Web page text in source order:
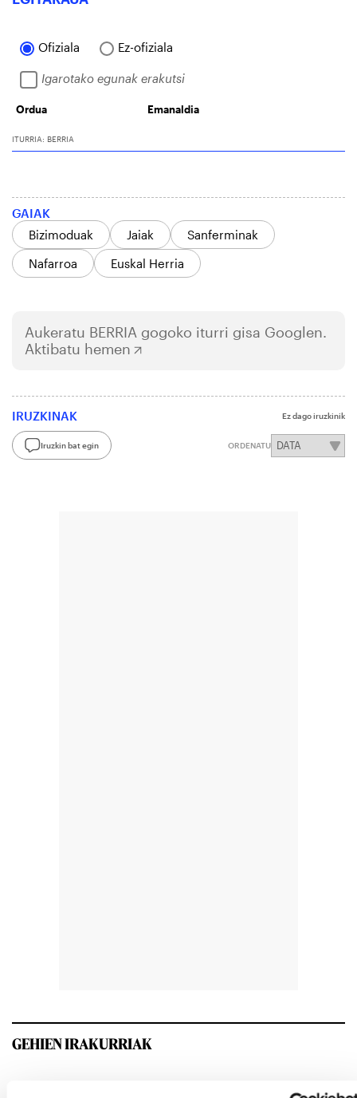
GAIAK
Bizimoduak
Jaiak
Sanferminak
Nafarroa
Euskal Herria
Aukeratu BERRIA gogoko iturri gisa Googlen.
Aktibatu hemen
IRUZKINAK Ez dago iruzkinik
Iruzkin bat egin ORDENATU
GEHIEN IRAKURRIAK